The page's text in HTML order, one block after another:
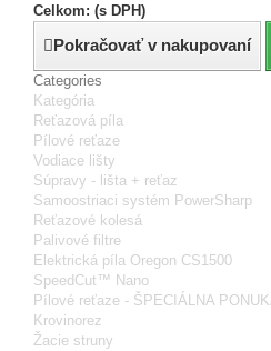
Celkom: (s DPH)
Pokračovať v nakupovaní
Categories
Kategória
Reťazová píla
Pílové reťaze
Vodiace lišty
Súpravy - lišta + reťaz
Samoostriaci systém PowerSharp
Reťazové kolesá
Palivové filtre
Elektrická píla Oregon CS1500
SpeedCut™ Nano
Pílové reťaze - ŠPECIÁLNA
Krovinorez
Žacie struny